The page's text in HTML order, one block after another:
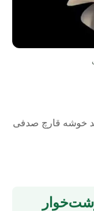
خوشه قارچ صدفی